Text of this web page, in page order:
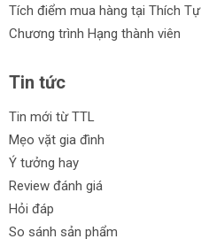
Tích điểm mua hàng tại Thích
Chương trình Hạng thành viên
Tin tức
Tin mới từ TTL
Mẹo vặt gia đình
Ý tưởng hay
Review đánh giá
Hỏi đáp
So sánh sản phẩm